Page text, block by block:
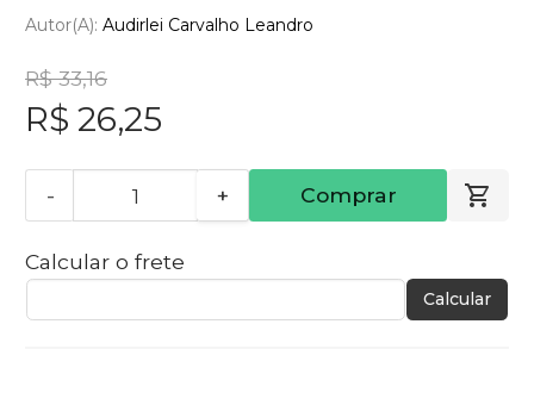
Autor(a): Audirlei Carvalho Leandro
R$ 33,16
R$ 26,25
- + Comprar
Calcular o frete
Calcular